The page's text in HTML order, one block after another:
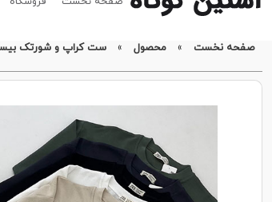
صفحه نخست » محصول » ست کراپ و شورتک